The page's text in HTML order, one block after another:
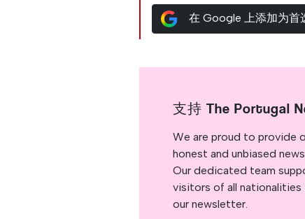
在 Google 上添加为首
支持 The Portugal
We are proud to provide
honest and unbiased
Our dedicated team
visitors of all nationalities
our newsletter.